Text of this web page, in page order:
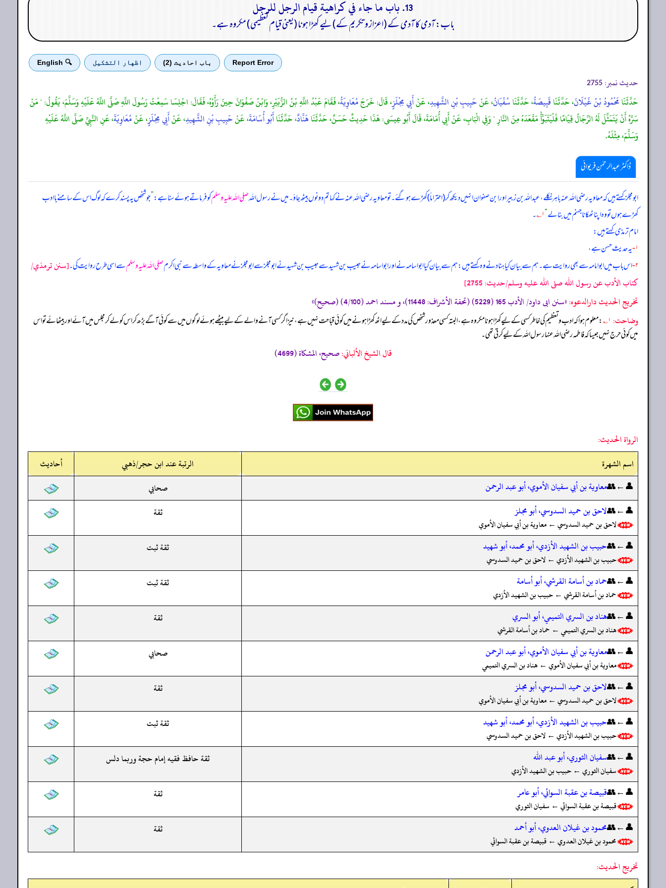
13. باب ما جاء في كراهية قيام الرجل للرجل
باب: آدمی کا آدمی کے (اعزاز و تکریم کے) لیے کھڑا ہونا (یعنی قیام تعظیمی) مکروہ ہے​۔
Report Error باب احادیث (2) اظهار التشكيل 🔍 English
حدیث نمبر: 2755
حَدَّثَنَامَحْمُودُ بْنُ غَيْلَانَ، حَدَّثَنَاقَبِيصَةُ، حَدَّثَنَاسُفْيَانُ، عَنْحَبِيبِ بْنِ الشَّهِيدِ، عَنْأَبِي مِجْلَزٍ، قَالَ: خَرَجَمُعَاوِيَةُ، فَقَامَ عَبْدُ اللَّهِ بْنُ الزُّبَيْرِ، وَابْنُ صَفْوَانَ حِينَ رَأَوْهُ، فَقَالَ: اجْلِسَا سَمِعْتُ رَسُولَ اللَّهِ صَلَّى اللَّهُ عَلَيْهِ وَسَلَّمَ، يَقُولُ: " مَنْ
سَرَّهُ أَنْ يَتَمَثَّلَ لَهُ الرِّجَالُ قِيَامًا فَلْيَتَبَوَّأْ مَقْعَدَهُ مِنَ النَّارِ " وَفِي الْبَابِ، عَنْ أَبِي أُمَامَةَ، قَالَ أَبُو عِيسَى: هَذَا حَدِيثٌ حَسَنٌ، حَدَّثَنَاهَنَّادٌ، حَدَّثَنَاأَبُو أُسَامَةَ، عَنْحَبِيبِ بْنِ الشَّهِيدِ، عَنْأَبِي مِجْلَزٍ، عَنْمُعَاوِيَةَ، عَنِ النَّبِيِّ صَلَّى اللَّهُ عَلَيْهِ
وَسَلَّمَ، مِثْلَهُ.
ڈاکٹر عبدالرحمٰن فریوائی
ابومجلز کہتے ہیں کہمعاویہ رضی الله عنہ باہر نکلے، عبداللہ بن زبیر اور ابن صفوان انہیں دیکھ کر (احتراماً) کھڑے ہو گئے۔ تو معاویہ رضی الله عنہ نے کہا تم دونوں بیٹھ جاؤ۔ میں نے رسول اللہصلی اللہ علیہ وسلمکو فرماتے ہوئے سنا ہے:”جو شخص یہ پسند کرے کہ لوگ اس کے سامنے با ادب
کھڑے ہوں تو وہ اپنا ٹھکانا جہنم میں بنا لے“۱؎ ۔
امام ترمذی کہتے ہیں:
۱- یہ حدیث حسن ہے،
۲- اس باب میں ابوامامہ سے بھی روایت ہے۔ ہم سے بیان کیا ہناد نے وہ کہتے ہیں: ہم سے بیان کیا ابواسامہ نے اور ابواسامہ نے حبیب بن شہید سے حبیب بن شہید نے ابومجلز سے ابومجلز نے معاویہ کے واسطہ سے نبی اکرمصلی اللہ علیہ وسلمسے اسی طرح روایت کی۔[سنن ترمذي/
كتاب الأدب عن رسول الله صلى الله عليه وسلم/حدیث: 2755]
تخریج الحدیث دارالدعوہ:«سنن ابی داود/ الأدب 165 (5229) (تحفة الأشراف: 11448)، و مسند احمد (4/100) (صحیح)»
وضاحت: ۱؎ : معلوم ہوا کہ ادب و تعظیم کی خاطر کسی کے لیے کھڑا ہونا مکروہ ہے، البتہ کسی معذور شخص کی مدد کے لیے اٹھ کھڑا ہونے میں کوئی قباحت نہیں ہے، نیز اگر کسی آنے والے کے لیے بیٹھے ہوئے لوگوں میں سے کوئی آگے بڑھ کر اس کو لے کر مجلس میں آئے اور بیٹھائے تو اس
میں کوئی حرج نہیں جیسا کہ فاطمہ رضی الله عنہا رسول اللہ کے لیے کرتی تھی۔
قال الشيخ الألباني:صحيح، المشكاة (4699)
الرواة الحديث:
اسم الشهرة
الرتبة عند ابن حجر/ذهبي
أحاديث
👤←👥معاوية بن أبي سفيان الأموي، أبو عبد الرحمن
صحابي
👤←👥لاحق بن حميد السدوسي، أبو مجلز
لاحق بن حميد السدوسي ← معاوية بن أبي سفيان الأموي
ثقة
👤←👥حبيب بن الشهيد الأزدي، أبو محمد، أبو شهيد
حبيب بن الشهيد الأزدي ← لاحق بن حميد السدوسي
ثقة ثبت
👤←👥حماد بن أسامة القرشي، أبو أسامة
حماد بن أسامة القرشي ← حبيب بن الشهيد الأزدي
ثقة ثبت
👤←👥هناد بن السري التميمي، أبو السري
هناد بن السري التميمي ← حماد بن أسامة القرشي
ثقة
👤←👥معاوية بن أبي سفيان الأموي، أبو عبد الرحمن
معاوية بن أبي سفيان الأموي ← هناد بن السري التميمي
صحابي
👤←👥لاحق بن حميد السدوسي، أبو مجلز
لاحق بن حميد السدوسي ← معاوية بن أبي سفيان الأموي
ثقة
👤←👥حبيب بن الشهيد الأزدي، أبو محمد، أبو شهيد
حبيب بن الشهيد الأزدي ← لاحق بن حميد السدوسي
ثقة ثبت
👤←👥سفيان الثوري، أبو عبد الله
سفيان الثوري ← حبيب بن الشهيد الأزدي
ثقة حافظ فقيه إمام حجة وربما دلس
👤←👥قبيصة بن عقبة السوائي، أبو عامر
قبيصة بن عقبة السوائي ← سفيان الثوري
ثقة
👤←👥محمود بن غيلان العدوي، أبو أحمد
محمود بن غيلان العدوي ← قبيصة بن عقبة السوائي
ثقة
تخريج الحديث: